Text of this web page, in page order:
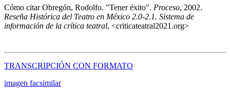
Cómo citarObregón, Rodolfo. "Tener éxito". Proceso, 2002.
Reseña Histórica del Teatro en México 2.0-2.1. Sistema de
información de la crítica teatral, <criticateatral2021.org>
TRANSCRIPCIÓN CON FORMATO
imagen facsimilar